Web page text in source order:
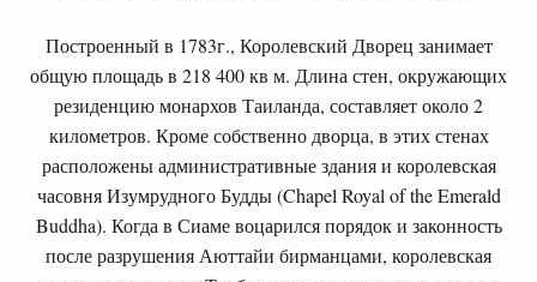
Построенный в 1783г., Королевский Дворец занимает
общую площадь в 218 400 кв м. Длина стен, окружающих
резиденцию монархов Таиланда, составляет около 2
километров. Кроме собственно дворца, в этих стенах
расположены административные здания и королевская
часовня Изумрудного Будды (Chapel Royal of the Emerald
Buddha). Когда в Сиаме воцарился порядок и законность
после разрушения Аюттайи бирманцами, королевская